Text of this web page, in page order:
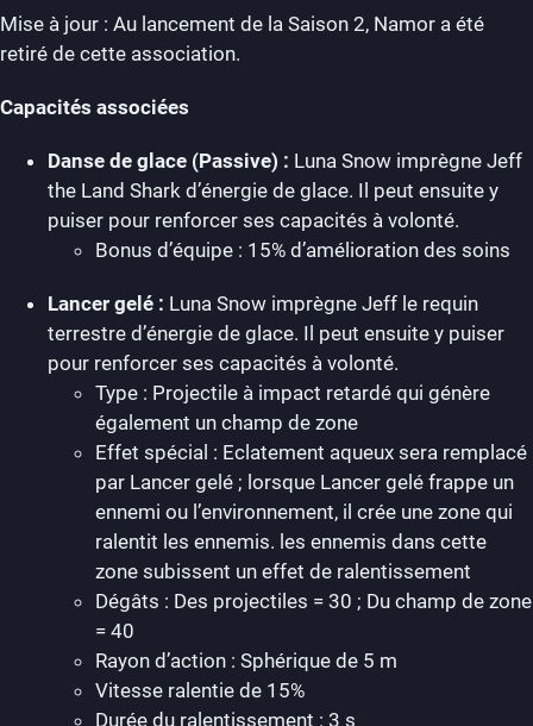
Mise à jour : Au lancement de la Saison 2, Namor a été
retiré de cette association.
Capacités associées
Danse de glace (Passive) : Luna Snow imprègne Jeff
the Land Shark d’énergie de glace. Il peut ensuite y
puiser pour renforcer ses capacités à volonté.
Bonus d’équipe : 15% d’amélioration des soins
Lancer gelé : Luna Snow imprègne Jeff le requin
terrestre d’énergie de glace. Il peut ensuite y puiser
pour renforcer ses capacités à volonté.
Type : Projectile à impact retardé qui génère
également un champ de zone
Effet spécial : Eclatement aqueux sera remplacé
par Lancer gelé ; lorsque Lancer gelé frappe un
ennemi ou l’environnement, il crée une zone qui
ralentit les ennemis. les ennemis dans cette
zone subissent un effet de ralentissement
Dégâts : Des projectiles = 30 ; Du champ de zone
= 40
Rayon d’action : Sphérique de 5 m
Vitesse ralentie de 15%
Durée du ralentissement : 3 s